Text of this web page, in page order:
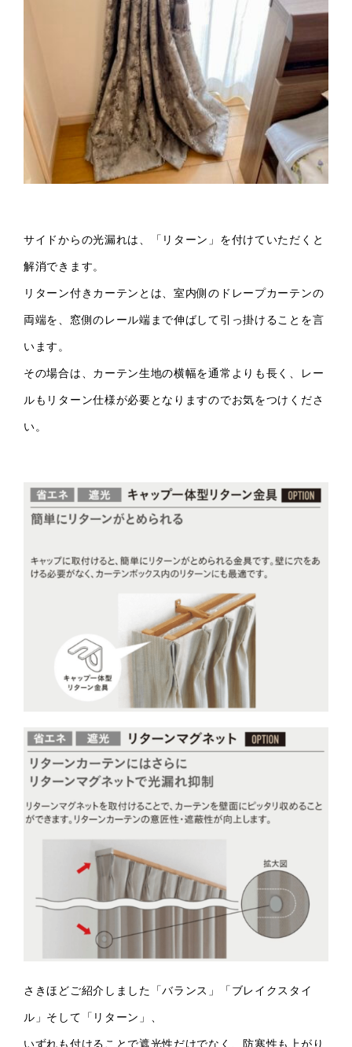
サイドからの光漏れは、「リターン」を付けていただくと
解消できます。
リターン付きカーテンとは、室内側のドレープカーテンの
両端を、窓側のレール端まで伸ばして引っ掛けることを言
います。
その場合は、カーテン生地の横幅を通常よりも長く、レー
ルもリターン仕様が必要となりますのでお気をつけくださ
い。
さきほどご紹介しました「バランス」「ブレイクスタイ
ル」そして「リターン」、
いずれも付けることで遮光性だけでなく、 防寒性も上がり